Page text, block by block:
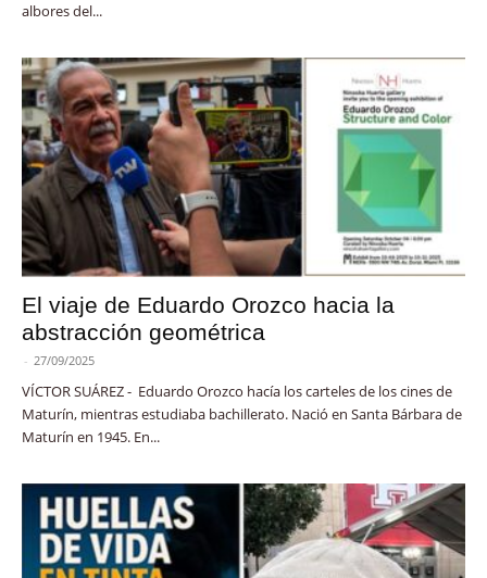
albores del...
El viaje de Eduardo Orozco hacia la
abstracción geométrica
- 27/09/2025
VÍCTOR SUÁREZ - Eduardo Orozco hacía los carteles de los cines de
Maturín, mientras estudiaba bachillerato. Nació en Santa Bárbara de
Maturín en 1945. En...